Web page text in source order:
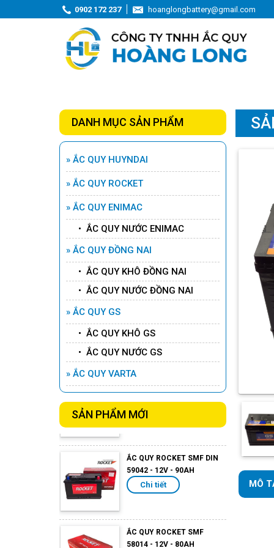
0902 172 237 hoanglongbattery@gmail.com
DANH MỤC SẢN PHẨM
» ẮC QUY HUYNDAI
» ẮC QUY ROCKET
» ẮC QUY ENIMAC
• ẮC QUY NƯỚC ENIMAC
» ẮC QUY ĐỒNG NAI
• ẮC QUY KHÔ ĐỒNG NAI
• ẮC QUY NƯỚC ĐỒNG NAI
» ẮC QUY GS
• ẮC QUY KHÔ GS
• ẮC QUY NƯỚC GS
» ẮC QUY VARTA
SẢN PHẨM MỚI
-12V - 95AH
ẮC QUY ROCKET AGM L3 -
12V -70AH
ẮC QUY ROCKET AGM L2 -
12V -60AH
Chi tiết
Chi tiết
Chi tiết
MÔ